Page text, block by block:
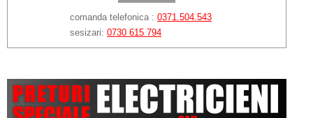
comanda telefonica : 0371.504.543
sesizari: 0730 615 794